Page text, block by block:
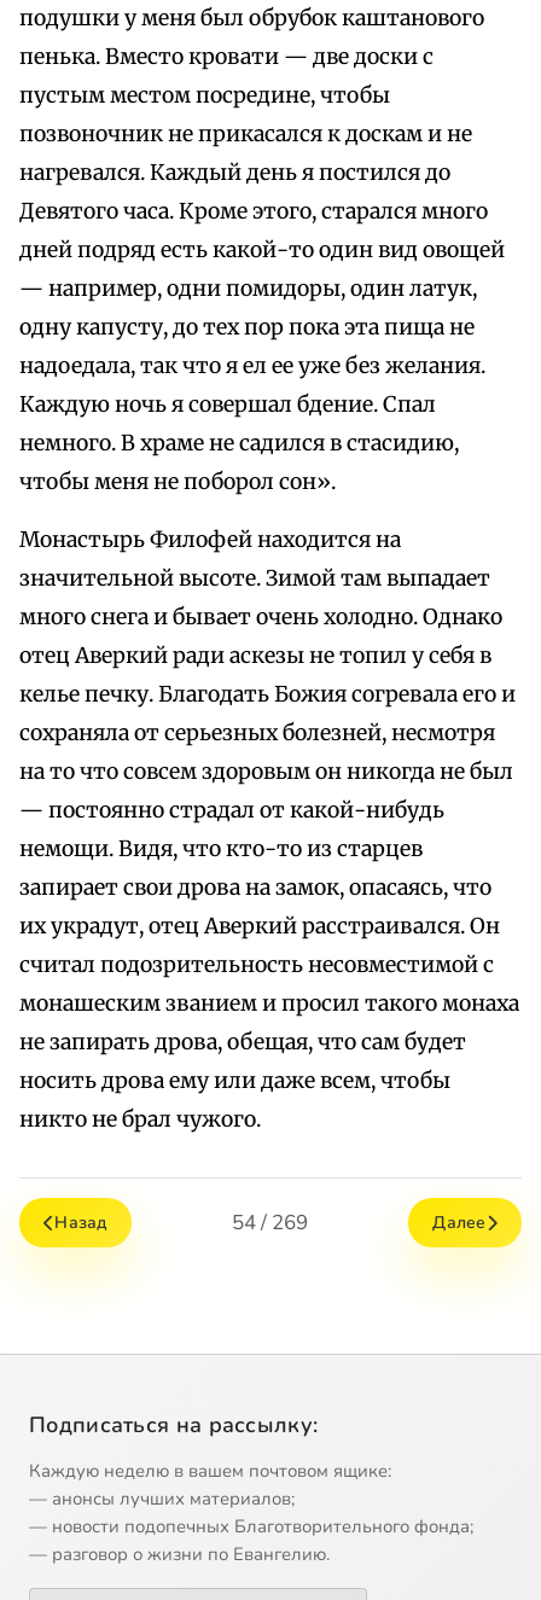
подушки у меня был обрубок каштанового
пенька. Вместо кровати — две доски с
пустым местом посредине, чтобы
позвоночник не прикасался к доскам и не
нагревался. Каждый день я постился до
Девятого часа. Кроме этого, старался много
дней подряд есть какой-то один вид овощей
— например, одни помидоры, один латук,
одну капусту, до тех пор пока эта пища не
надоедала, так что я ел ее уже без желания.
Каждую ночь я совершал бдение. Спал
немного. В храме не садился в стасидию,
чтобы меня не поборол сон».
Монастырь Филофей находится на
значительной высоте. Зимой там выпадает
много снега и бывает очень холодно. Однако
отец Аверкий ради аскезы не топил у себя в
келье печку. Благодать Божия согревала его и
сохраняла от серьезных болезней, несмотря
на то что совсем здоровым он никогда не был
— постоянно страдал от какой-нибудь
немощи. Видя, что кто-то из старцев
запирает свои дрова на замок, опасаясь, что
их украдут, отец Аверкий расстраивался. Он
считал подозрительность несовместимой с
монашеским званием и просил такого монаха
не запирать дрова, обещая, что сам будет
носить дрова ему или даже всем, чтобы
никто не брал чужого.
Назад 54 / 269 Далее
Подписаться на рассылку:
Каждую неделю в вашем почтовом ящике:
— анонсы лучших материалов;
— новости подопечных Благотворительного фонда;
— разговор о жизни по Евангелию.